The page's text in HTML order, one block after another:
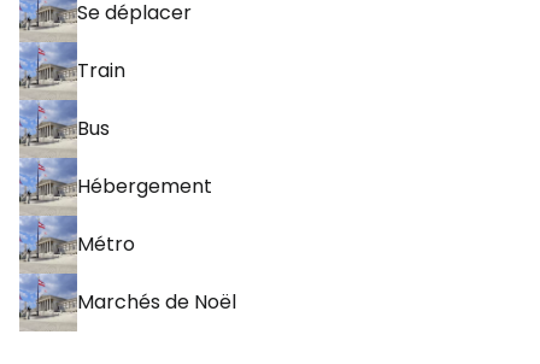
Se déplacer
Train
Bus
Hébergement
Métro
Marchés de Noël